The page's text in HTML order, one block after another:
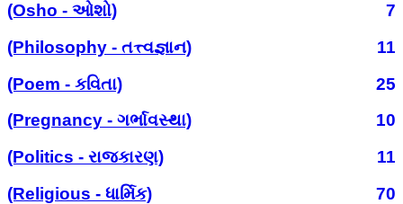
(Osho - ઓશો)
7
(Philosophy - તત્ત્વજ્ઞાન)
11
(Poem - કવિતા)
25
(Pregnancy - ગર્ભાવસ્થા)
10
(Politics - રાજકારણ)
11
(Religious - ધાર્મિક)
70